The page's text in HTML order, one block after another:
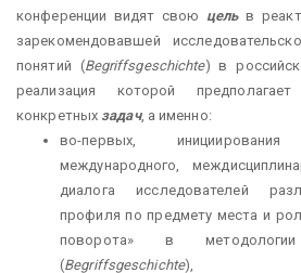
конференции видят свою цельв
зарекомендовавшей
понятий (Begriffsgeschichte) в
реализация которой
конкретных задач, а именно:
во-первых, инициирования
международного,
диалога исследователей
профиля по предмету места и
поворота» в
(Begriffsgeschichte),